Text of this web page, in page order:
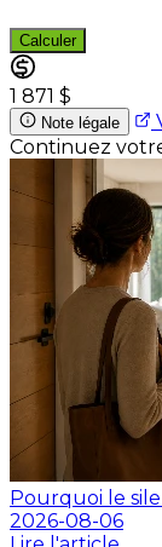
Calculer
1 871 $
Note légale
Continuez
Pourquoi le
2026-08-06